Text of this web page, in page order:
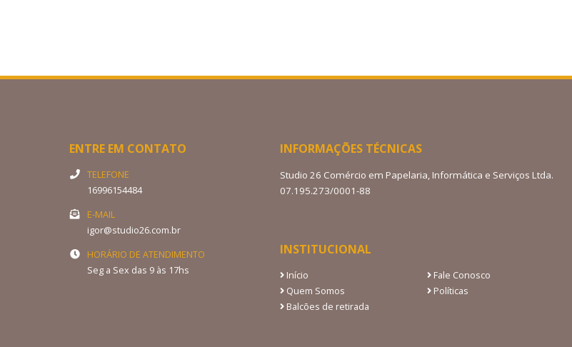
ENTRE EM CONTATO
TELEFONE
16996154484
E-MAIL
igor@studio26.com.br
HORÁRIO DE ATENDIMENTO
Seg a Sex das 9 às 17hs
INFORMAÇÕES TÉCNICAS
Studio 26 Comércio em Papelaria, Informática e Serviços Ltda.
07.195.273/0001-88
INSTITUCIONAL
Início
Fale Conosco
Quem Somos
Políticas
Balcões de retirada